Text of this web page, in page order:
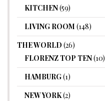
KITCHEN(59)
LIVING ROOM (148)
THE WORLD (26)
FLORENZ TOP TEN(10)
HAMBURG(1)
NEW YORK(2)